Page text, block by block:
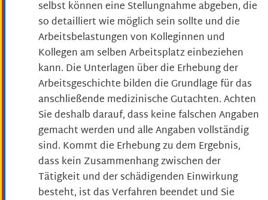
selbst können eine Stellungnahme abgeben, die
so detailliert wie möglich sein sollte und die
Arbeitsbelastungen von Kolleginnen und
Kollegen am selben Arbeitsplatz einbeziehen
kann. Die Unterlagen über die Erhebung der
Arbeitsgeschichte bilden die Grundlage für das
anschließende medizinische Gutachten. Achten
Sie deshalb darauf, dass keine falschen Angaben
gemacht werden und alle Angaben vollständig
sind. Kommt die Erhebung zu dem Ergebnis,
dass kein Zusammenhang zwischen der
Tätigkeit und der schädigenden Einwirkung
besteht, ist das Verfahren beendet und Sie